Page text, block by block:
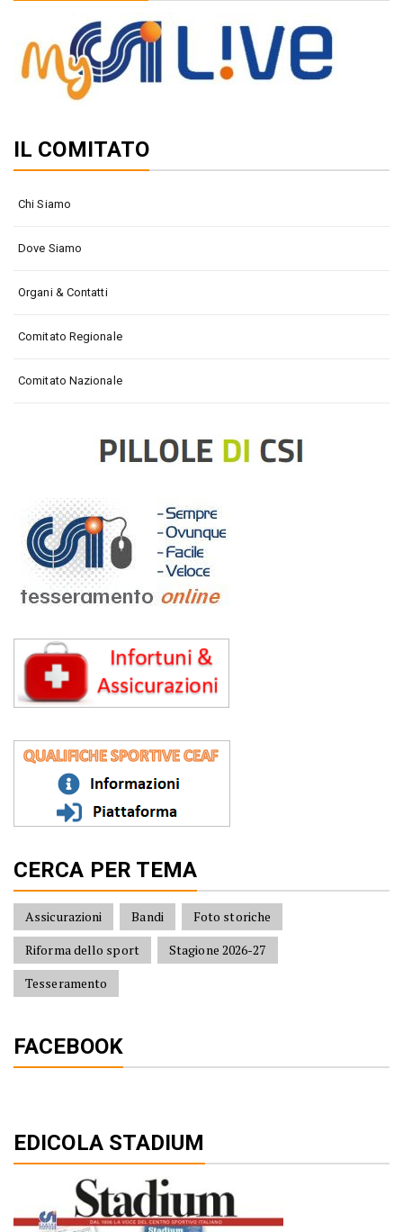
IL COMITATO
Chi Siamo
Dove Siamo
Organi & Contatti
Comitato Regionale
Comitato Nazionale
CERCA PER TEMA
Assicurazioni Bandi
Foto storiche
Riforma dello sport
Stagione 2026-27
Tesseramento
FACEBOOK
EDICOLA STADIUM